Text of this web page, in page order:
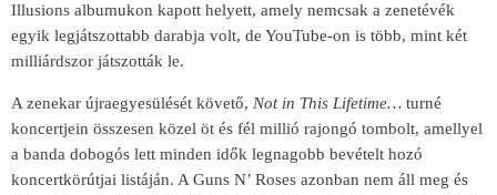
Illusions albumukon kapott helyett, amely nemcsak a zenetévék
egyik legjátszottabb darabja volt, de YouTube-on is több, mint két
milliárdszor játszották le.
A zenekar újraegyesülését követő, Not in This Lifetime… turné
koncertjein összesen közel öt és fél millió rajongó tombolt, amellyel
a banda dobogós lett minden idők legnagobb bevételt hozó
koncertkörútjai listáján. A Guns N’ Roses azonban nem áll meg és